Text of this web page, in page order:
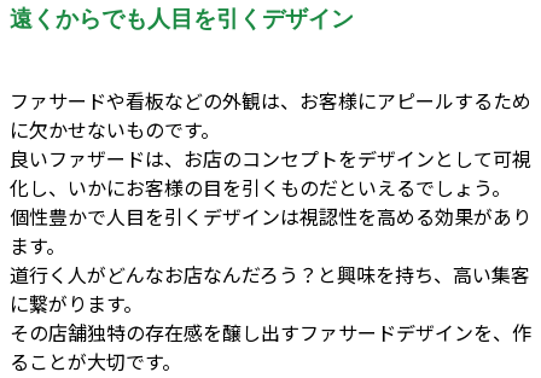
遠くからでも人目を引くデザイン
ファサードや看板などの外観は、お客様にアピールするため
に欠かせないものです。
良いファザードは、お店のコンセプトをデザインとして可視
化し、いかにお客様の目を引くものだといえるでしょう。
個性豊かで人目を引くデザインは視認性を高める効果があり
ます。
道行く人がどんなお店なんだろう？と興味を持ち、高い集客
に繋がります。
その店舗独特の存在感を醸し出すファサードデザインを、作
ることが大切です。